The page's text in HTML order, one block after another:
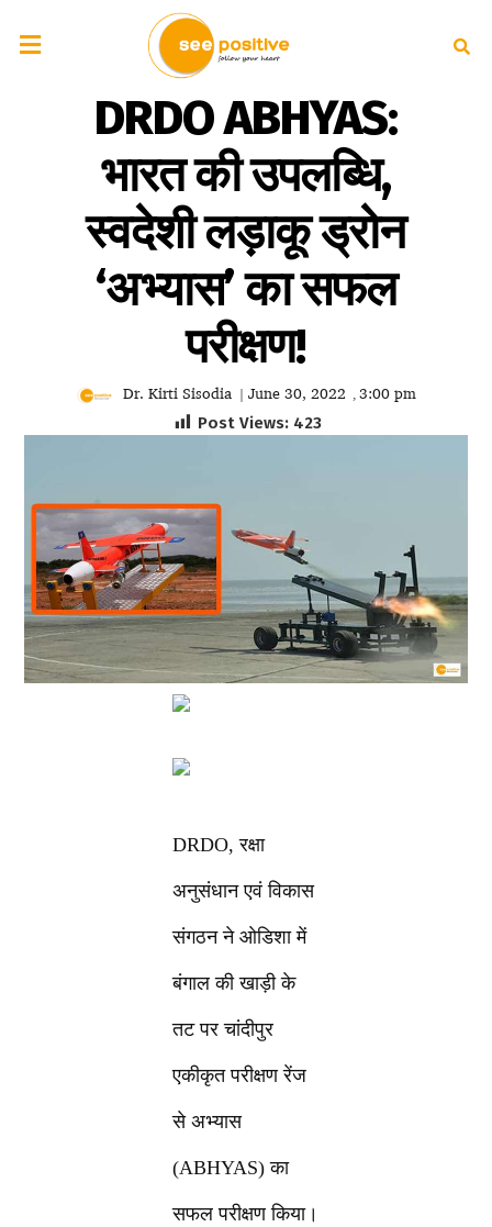
DRDO ABHYAS:
भारत की उपलब्धि,
स्वदेशी लड़ाकू ड्रोन
‘अभ्यास’ का सफल
परीक्षण!
Dr. Kirti Sisodia | June 30, 2022 , 3:00 pm
Post Views: 423
DRDO, रक्षा
अनुसंधान एवं विकास
संगठन ने ओडिशा में
बंगाल की खाड़ी के
तट पर चांदीपुर
एकीकृत परीक्षण रेंज
से अभ्यास
(ABHYAS) का
सफल परीक्षण किया।